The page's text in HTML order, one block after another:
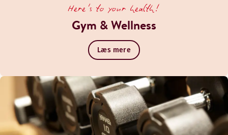
Here's to your health!
Gym & Wellness
Læs mere